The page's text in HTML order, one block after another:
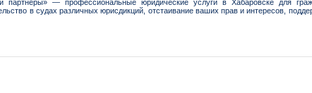
партнёры» — профессиональные юридические услуги в Хабаровске для
в судах различных юрисдикций, отстаивание ваших прав и интересов,